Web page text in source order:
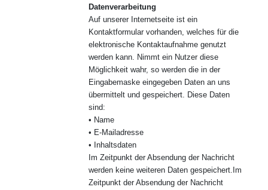
Datenverarbeitung
Auf unserer Internetseite ist ein
Kontaktformular vorhanden, welches für die
elektronische Kontaktaufnahme genutzt
werden kann. Nimmt ein Nutzer diese
Möglichkeit wahr, so werden die in der
Eingabemaske eingegeben Daten an uns
übermittelt und gespeichert. Diese Daten
sind:
• Name
• E-Mailadresse
• Inhaltsdaten
Im Zeitpunkt der Absendung der Nachricht
werden keine weiteren Daten gespeichert.Im
Zeitpunkt der Absendung der Nachricht